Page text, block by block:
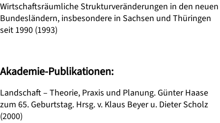
Wirtschaftsräumliche Strukturveränderungen in den neuen
Bundesländern, insbesondere in Sachsen und Thüringen
seit 1990 (1993)
Akademie-Publikationen:
Landschaft – Theorie, Praxis und Planung. Günter Haase
zum 65. Geburtstag. Hrsg. v. Klaus Beyer u. Dieter Scholz
(2000)